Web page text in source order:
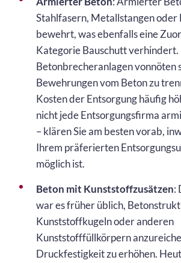
Stahlfasern, Metallstangen
bewehrt, was ebenfalls eine
Kategorie Bauschutt verhindert.
Betonbrecheranlagen vonnöten
Bewehrungen vom Beton zu
Kosten der Entsorgung häufig
nicht jede Entsorgungsfirma
– klären Sie am besten vorab,
Ihrem präferierten
möglich ist.
Beton mit Kunststoffzusätzen:
war es früher üblich,
Kunststoffkugeln oder anderen
Kunststofffüllkörpern
Druckfestigkeit zu erhöhen.